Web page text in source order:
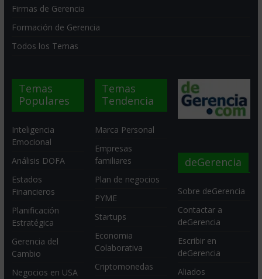
Firmas de Gerencia
Formación de Gerencia
Todos los Temas
Temas
Populares
Inteligencia
Emocional
Análisis DOFA
Estados
Financieros
Planificación
Estratégica
Gerencia del
Cambio
Negocios en USA
Temas
Tendencia
Marca Personal
Empresas
familiares
Plan de negocios
PYME
Startups
Economia
Colaborativa
Criptomonedas
deGerencia
Sobre deGerencia
Contactar a
deGerencia
Escribir en
deGerencia
Aliados